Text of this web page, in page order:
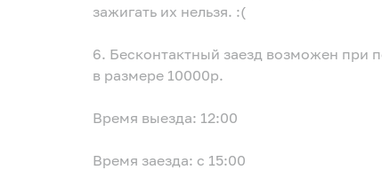
зажигать их нельзя. :(
6. Бесконтактный заезд возможен при подписании онлайн договора и оплаты залога
в размере 10000р.
Время выезда: 12:00
Время заезда: с 15:00